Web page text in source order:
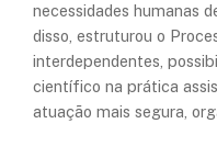
necessidades humanas
disso, estruturou o
interdependentes,
científico na prática
atuação mais segura,